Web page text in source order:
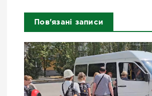
Пов'язані записи